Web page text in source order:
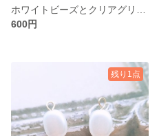
600円
残り1点